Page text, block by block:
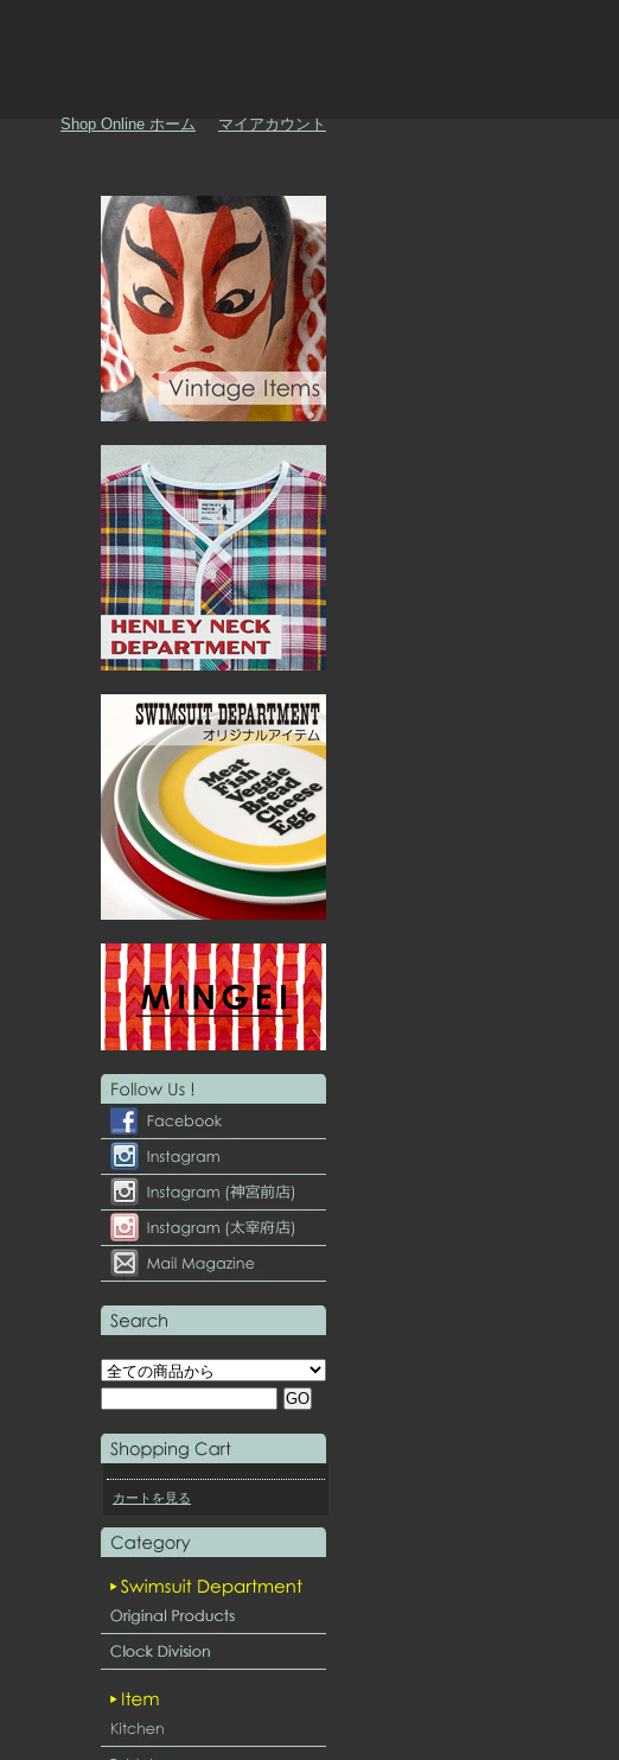
Shop Online ホーム マイアカウント
カートを見る